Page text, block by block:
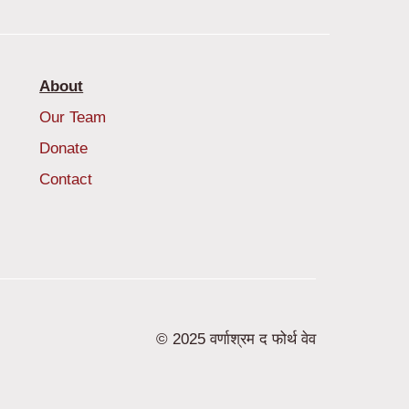
About
Our Team
Donate
Contact
© 2025 वर्णाश्रम द फोर्थ वेव